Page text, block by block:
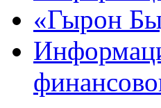
«Гырон